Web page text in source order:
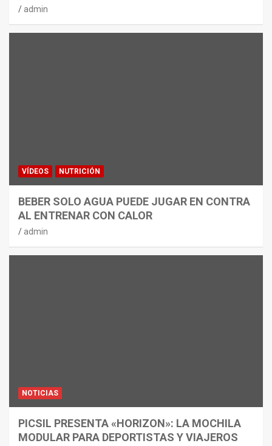
admin
VÍDEOS NUTRICIÓN
BEBER SOLO AGUA PUEDE JUGAR EN CONTRA
AL ENTRENAR CON CALOR
admin
NOTICIAS
PICSIL PRESENTA «HORIZON»: LA MOCHILA
MODULAR PARA DEPORTISTAS Y VIAJEROS